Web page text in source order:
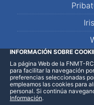
LinkedInFacebook
INFORMACIÓN SOBRE
La página Web de la FNMT-
para facilitar la navegación
preferencias seleccionadas
empleamos las cookies para
personal. Si continúa
Información.